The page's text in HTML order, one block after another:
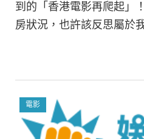
到的「香港電影再爬起」
房狀況，也許該反思屬於
電影